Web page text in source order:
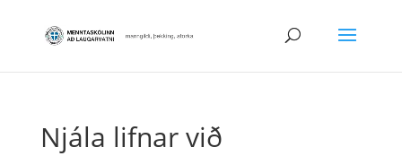
Njála lifnar við